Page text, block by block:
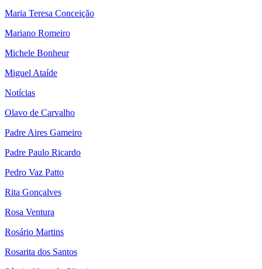
Maria Teresa Conceição
Mariano Romeiro
Michele Bonheur
Miguel Ataíde
Notícias
Olavo de Carvalho
Padre Aires Gameiro
Padre Paulo Ricardo
Pedro Vaz Patto
Rita Gonçalves
Rosa Ventura
Rosário Martins
Rosarita dos Santos